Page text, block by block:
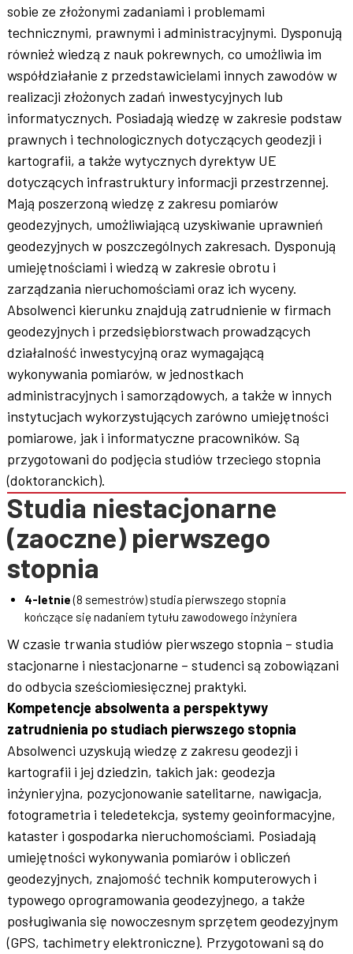
sobie ze złożonymi zadaniami i problemami
technicznymi, prawnymi i administracyjnymi. Dysponują
również wiedzą z nauk pokrewnych, co umożliwia im
współdziałanie z przedstawicielami innych zawodów w
realizacji złożonych zadań inwestycyjnych lub
informatycznych. Posiadają wiedzę w zakresie podstaw
prawnych i technologicznych dotyczących geodezji i
kartografii, a także wytycznych dyrektyw UE
dotyczących infrastruktury informacji przestrzennej.
Mają poszerzoną wiedzę z zakresu pomiarów
geodezyjnych, umożliwiającą uzyskiwanie uprawnień
geodezyjnych w poszczególnych zakresach. Dysponują
umiejętnościami i wiedzą w zakresie obrotu i
zarządzania nieruchomościami oraz ich wyceny.
Absolwenci kierunku znajdują zatrudnienie w firmach
geodezyjnych i przedsiębiorstwach prowadzących
działalność inwestycyjną oraz wymagającą
wykonywania pomiarów, w jednostkach
administracyjnych i samorządowych, a także w innych
instytucjach wykorzystujących zarówno umiejętności
pomiarowe, jak i informatyczne pracowników. Są
przygotowani do podjęcia studiów trzeciego stopnia
(doktoranckich).
Studia niestacjonarne
(zaoczne) pierwszego
stopnia
4-letnie(8 semestrów) studia pierwszego stopnia
kończące się nadaniem tytułu zawodowego inżyniera
W czasie trwania studiów pierwszego stopnia – studia
stacjonarne i niestacjonarne – studenci są zobowiązani
do odbycia sześciomiesięcznej praktyki.
Kompetencje absolwenta a perspektywy
zatrudnienia po studiach pierwszego stopnia
Absolwenci uzyskują wiedzę z zakresu geodezji i
kartografii i jej dziedzin, takich jak: geodezja
inżynieryjna, pozycjonowanie satelitarne, nawigacja,
fotogrametria i teledetekcja, systemy geoinformacyjne,
kataster i gospodarka nieruchomościami. Posiadają
umiejętności wykonywania pomiarów i obliczeń
geodezyjnych, znajomość technik komputerowych i
typowego oprogramowania geodezyjnego, a także
posługiwania się nowoczesnym sprzętem geodezyjnym
(GPS, tachimetry elektroniczne). Przygotowani są do